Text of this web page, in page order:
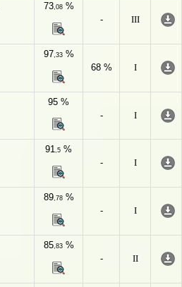
73,08%
-
III
97,33%
68 %
I
95 %
-
I
91,5 %
-
I
89,78%
-
I
85,83%
-
II